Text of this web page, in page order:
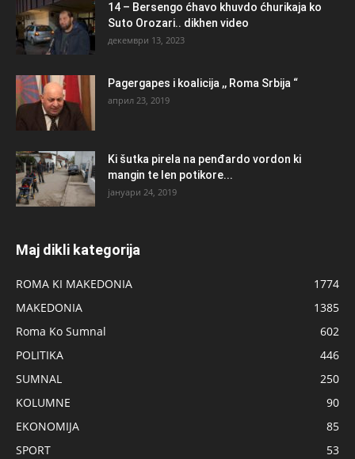
14 – Bersengo ćhavo khuvdo ćhurikaja ko
Suto Orozari.. dikhen video
декември 13, 2023
Pagergapes i koalicija ,, Roma Srbija “
април 23, 2019
Ki šutka pirela na penđardo vordon ki
mangin te len potikore...
јануари 24, 2019
Maj dikli kategorija
ROMA KI MAKEDONIA
1774
MAKEDONIA
1385
Roma Ko Sumnal
602
POLITIKA
446
SUMNAL
250
KOLUMNE
90
EKONOMIJA
85
SPORT
53